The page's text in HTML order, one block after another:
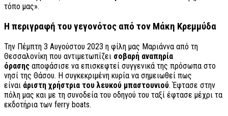
τόπο μας».
Η περιγραφή του γεγονότος από τον Μάκη Κρεμμύδα
Την Πέμπτη 3 Αυγούστου 2023 η φίλη μας Μαριάννα από τη
Θεσσαλονίκη που αντιμετωπίζει σοβαρή αναπηρία
όρασης αποφάσισε να επισκεφτεί συγγενικά της πρόσωπα στο
νησί της Θάσου. Η συγκεκριμένη κυρία να σημειωθεί πως
είναι άριστη χρήστρια του λευκού μπαστουνιού. Έφτασε στην
πόλη μας και με τη συνοδεία του οδηγού του ταξί έφτασε μέχρι τα
εκδοτήρια των ferry boats.